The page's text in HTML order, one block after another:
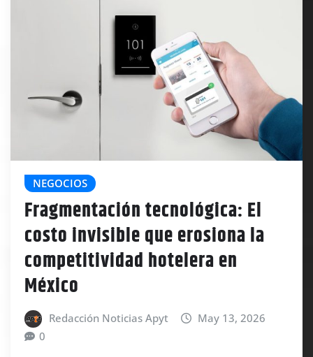
NEGOCIOS
Fragmentación tecnológica: El
costo invisible que erosiona la
competitividad hotelera en
México
Redacción Noticias Apyt
May 13, 2026
0